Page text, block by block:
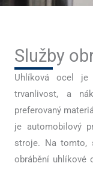
Služby
Uhlíková ocel je
trvanlivost, a
preferovaný
je automobilový
stroje. Na tomto,
obrábění uhlíkové